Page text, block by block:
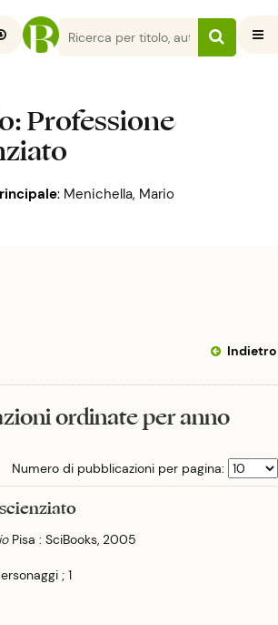
: Professione
: Menichella, Mario
Indietro
ordinate per anno
Numero di pubblicazioni per pagina:
Pisa : SciBooks, 2005
; 1